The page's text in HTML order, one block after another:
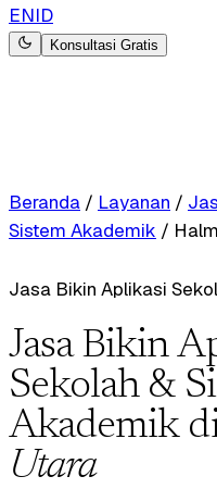
ENID
Konsultasi Gratis
Beranda / Layanan /
Sistem Akademik /
Jasa Bikin Aplikasi
Jasa Bikin
Sekolah &
Akademik
Utara